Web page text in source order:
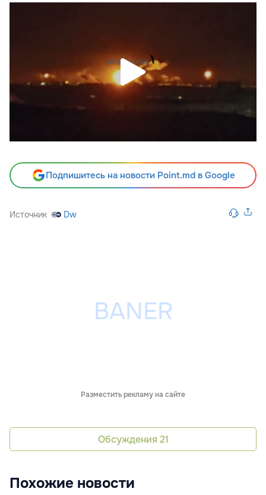
Подпишитесь на новости Point.md в Google
Источник Dw
Разместить рекламу на сайте
Обсуждения 21
Похожие новости